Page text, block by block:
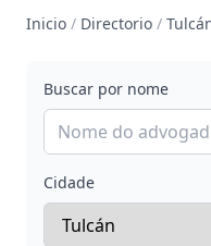
Inicio / Directorio /
Buscar por nome
Cidade